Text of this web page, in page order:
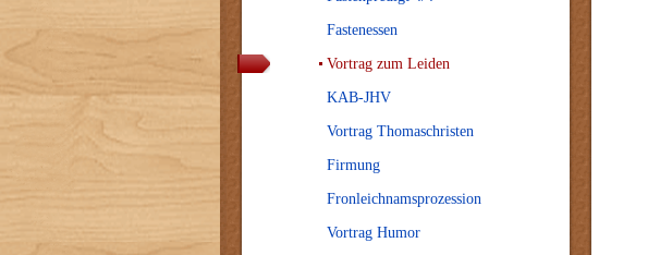
Fastenessen
Vortrag zum Leiden
KAB-JHV
Vortrag Thomaschristen
Firmung
Fronleichnamsprozession
Vortrag Humor